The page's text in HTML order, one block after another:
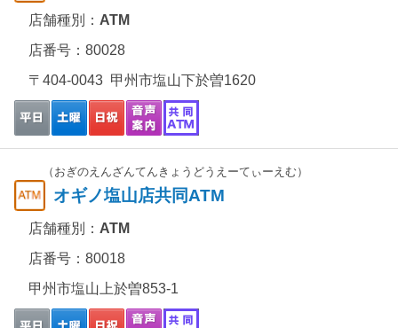
店舗種別： ATM
店番号：80028
〒404-0043 甲州市塩山下於曽1620
（おぎのえんざんてんきょうどうえーてぃーえむ）
オギノ塩山店共同ATM
店舗種別： ATM
店番号：80018
甲州市塩山上於曽853-1